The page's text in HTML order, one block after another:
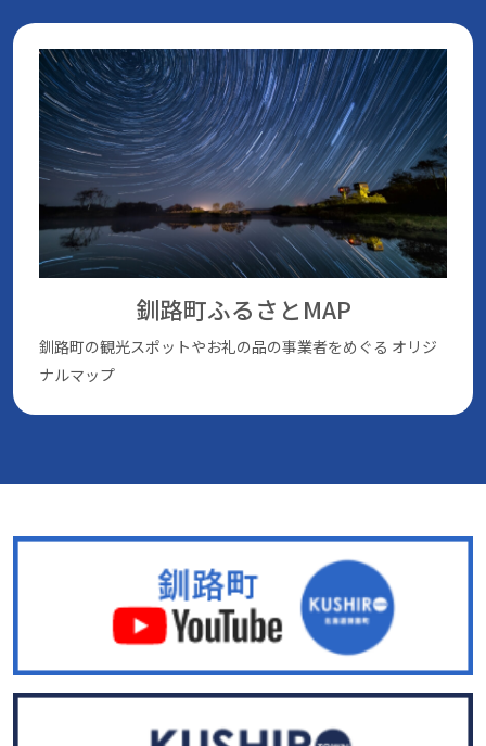
釧路町ふるさとMAP
釧路町の観光スポットやお礼の品の事業者をめぐる オリジ
ナルマップ